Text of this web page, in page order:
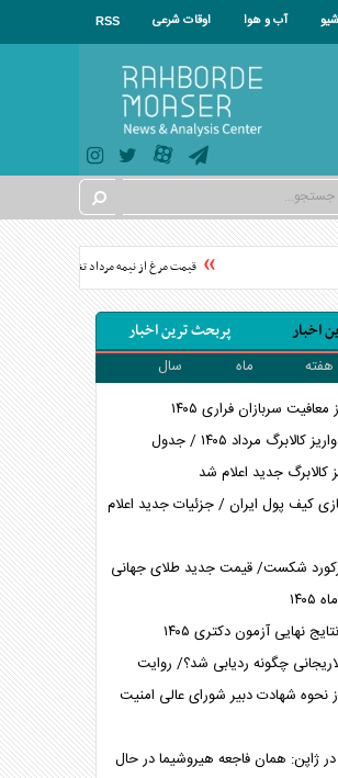
آب و هوا اوقات شرعی RSS
قیمت مرغ از نیمه مرداد تغییر می‌کند
اخبار پربحث ترین اخبار
هفته ماه
سال
سربازان فراری ۱۴۰۵
تغییر زمان واریز کالابرگ مرداد ۱۴۰۵ / جدول
کالابرگ جدید اعلام شد
کیف پول ایران / جزئیات جدید اعلام
شکست/ قیمت جدید طلای جهانی
نهایی آزمون دکتری ۱۴۰۵
چگونه ردیابی شد؟/ روایت
نحوه شهادت دبیر شورای عالی امنیت
در ژاپن: همان فاجعه هیروشیما در حال